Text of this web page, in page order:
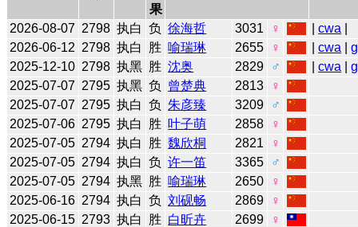
果
2026-08-07 2798 执白 负 徐海哲 3031 ♀ |cwa
2026-06-12 2798 执白 胜 喻瑞琳 2655 ♀ |cwa |
2025-12-10 2798 执黑 胜 沈奥 2829 ♂ |cwa |
2025-07-07 2795 执黑 负 曾楚典 2813
♀
2025-07-07 2795 执白 负 朱彦臻 3209
♂
2025-07-06 2795 执白 胜 叶子萌 2858
♀
2025-07-05 2794 执白 胜 魏欣桐 2821
♀
2025-07-05 2794 执白 负 许一笛 3365
♂
2025-07-05 2794 执黑 胜 喻瑞琳 2650
♀
2025-06-16 2794 执白 负 刘砚畅 2869
♀
2025-06-15 2793 执白 胜 白昕卉 2699
♀